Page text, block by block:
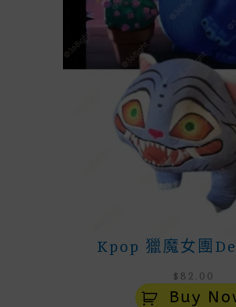
Kpop 獵魔女團
$ 82.00
Buy